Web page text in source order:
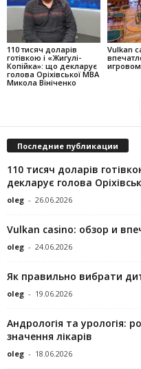
110 тисяч доларів
готівкою і «Жигулі-
Копійка»: що декларує
голова Оріхівської МВА
Микола Вініченко
Vulkan
Последние публикации
110 тисяч доларів
декларує голова
oleg - 26.06.2026
Vulkan casino: обзор и
oleg - 24.06.2026
Як правильно вибрати
oleg - 19.06.2026
Андрологія та урологія:
значення лікарів
oleg - 18.06.2026